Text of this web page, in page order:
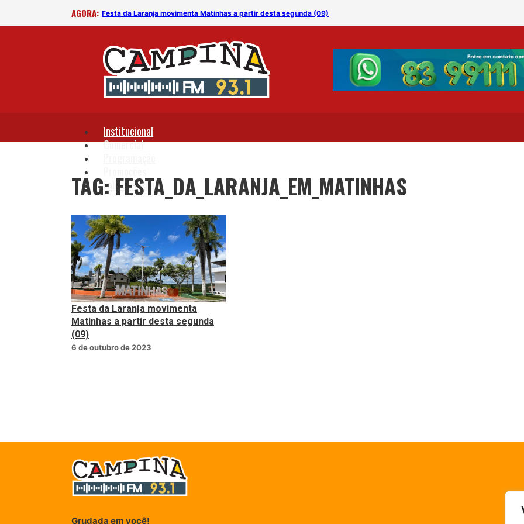
AGORA: Festa da Laranja movimenta Matinhas a partir desta segunda (09)
Institucional
Comercial
Fale Conosco
TAG: FESTA_DA_LARANJA_EM_MATINHAS
Festa da Laranja movimenta
Matinhas a partir desta segunda
(09)
6 de outubro de 2023
Grudada em você!